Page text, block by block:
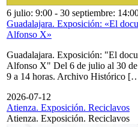
6 julio: 9:00 - 30 septiembre:
Guadalajara. Exposición: «El
Alfonso X»
Guadalajara. Exposición: "El
Alfonso X" Del 6 de julio al 30 de
9 a 14 horas. Archivo Histórico
2026-07-12
Atienza. Exposición. Reciclavos
Atienza. Exposición. Reciclavos